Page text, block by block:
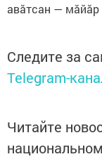
авăтсан — мăйăр
Следите за
Telegram-
Читайте